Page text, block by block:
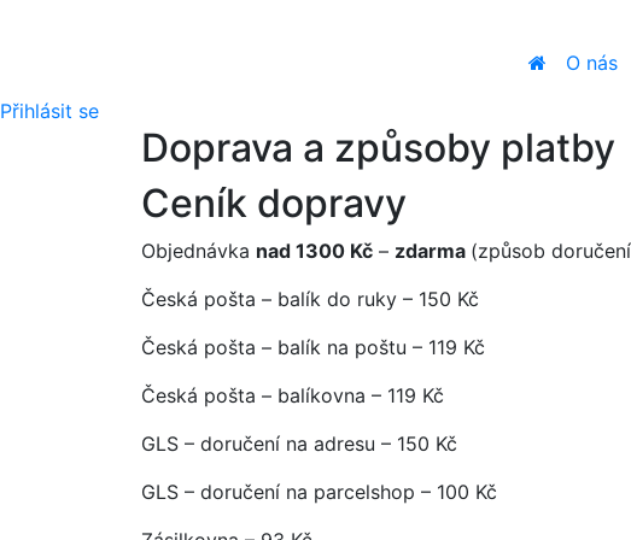
O nás
Přihlásit se
Doprava a způsoby platby
Ceník dopravy
Objednávka nad 1300 Kč – zdarma (způsob
Česká pošta – balík do ruky – 150 Kč
Česká pošta – balík na poštu – 119 Kč
Česká pošta – balíkovna – 119 Kč
GLS – doručení na adresu – 150 Kč
GLS – doručení na parcelshop – 100 Kč